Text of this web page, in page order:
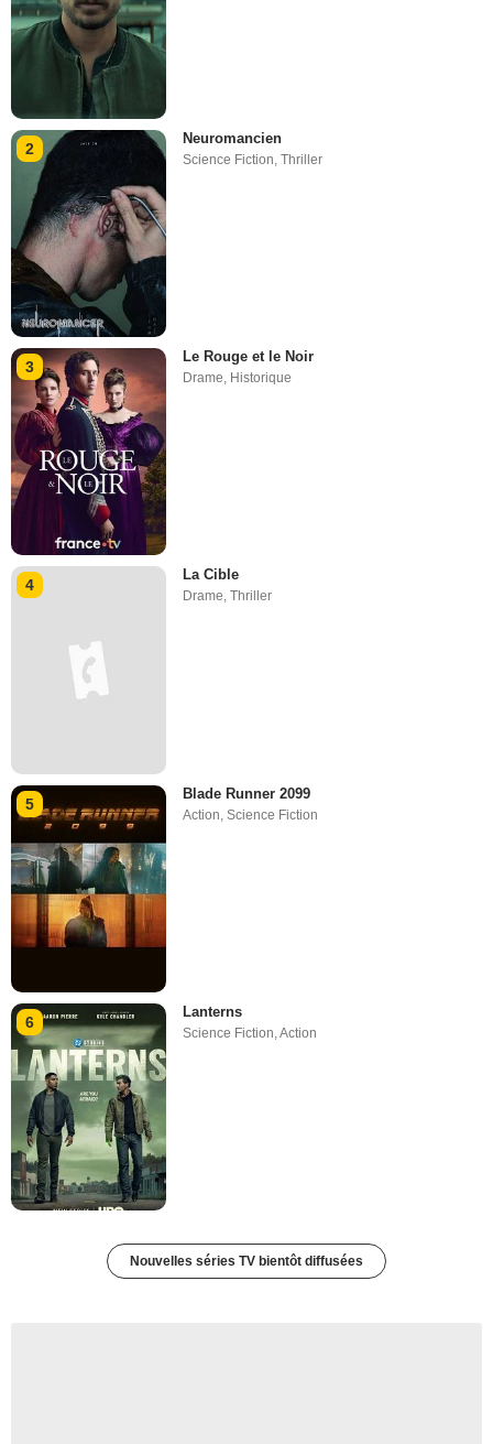
2
Neuromancien
Science Fiction,Thriller
3
Le Rouge et le Noir
Drame, Historique
4
La Cible
Drame,Thriller
5
Blade Runner 2099
Action ,Science Fiction
6
Lanterns
Science Fiction,Action
Nouvelles séries TV bientôt diffusées